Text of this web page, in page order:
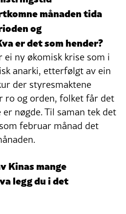
månaden tida
og
er det som hender?
ny økomisk krise som i
anarki, etterfølgt av ein
der styresmaktene
ro og orden, folket får det
nøgde. Til saman tek det
februar månad det
Kinas mange
legg du i det